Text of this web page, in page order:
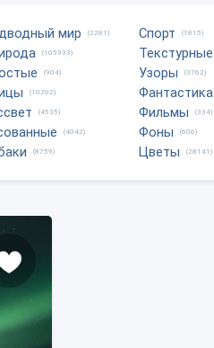
мир (2281)
(105933)
(904)
(10202)
(4535)
(4042)
(8759)
Спорт (1815)
Текстурные
Узоры (3762)
Фантастика
Фильмы (334)
Фоны (606)
Цветы (28141)